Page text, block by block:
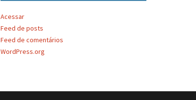
Acessar
Feed de posts
Feed de comentários
WordPress.org